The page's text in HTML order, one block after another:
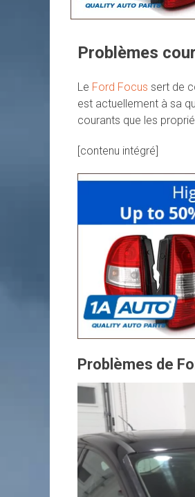
Problèmes
Le Ford Focus sert de
est actuellement à sa
courants que les
[contenu intégré]
Problèmes de